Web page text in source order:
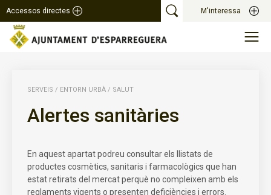
Accessos directes M'interessa
SERVEIS / ENTORN URBÀ / SALUT
Alertes sanitàries
En aquest apartat podreu consultar els llistats de
productes cosmètics, sanitaris i farmacològics que han
estat retirats del mercat perquè no compleixen amb els
reglaments vigents o presenten deficiències i errors.